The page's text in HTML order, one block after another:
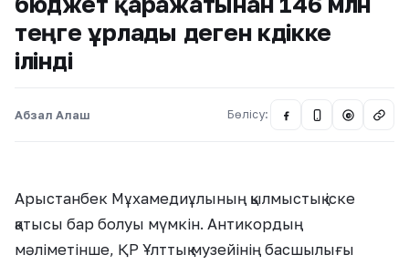
теңге ұрлады деген күдікке
ілінді
Абзал Алаш Бөлісу: @
Арыстанбек Мұхамедиұлының қылмыстық іске
қатысы бар болуы мүмкін. Антикордың
мәліметінше, ҚР Ұлттық музейінің басшылығы